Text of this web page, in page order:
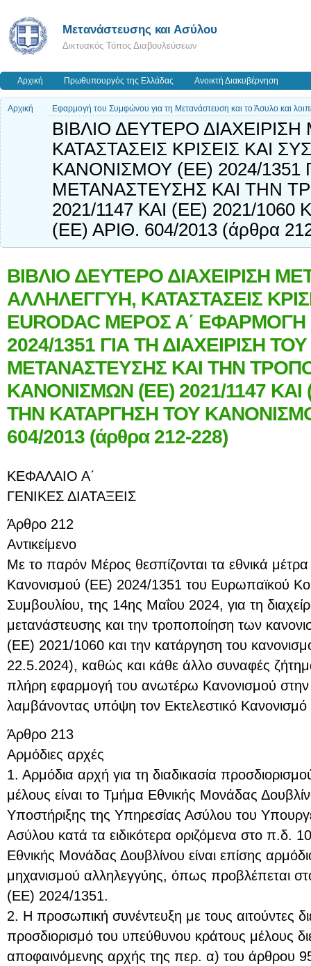
Μετανάστευσης και Ασύλου
Δικτυακός Τόπος Διαβουλεύσεων
Αρχική Πρωθυπουργός της Ελλάδας Ανοικτή Διακυβέρνηση
Αρχική Εφαρμογή του Συμφώνου για τη Μετανάστευση και το Άσυλο και
ΒΙΒΛΙΟ ΔΕΥΤΕΡΟ
ΚΑΤΑΣΤΑΣΕΙΣ ΚΡΙΣΕΙΣ ΚΑΙ
ΚΑΝΟΝΙΣΜΟΥ (ΕΕ) 2024/1351
ΜΕΤΑΝΑΣΤΕΥΣΗΣ ΚΑΙ ΤΗΝ
2021/1147 ΚΑΙ (ΕΕ) 2021/
(ΕΕ) ΑΡΙΘ. 604/2013 (άρθρα
ΒΙΒΛΙΟ ΔΕΥΤΕΡΟ ΔΙΑΧΕΙΡΙΣΗ
ΑΛΛΗΛΕΓΓΥΗ, ΚΑΤΑΣΤΑΣΕΙΣ
EURODAC ΜΕΡΟΣ Α΄
2024/1351 ΓΙΑ ΤΗ ΔΙΑΧΕΙΡΙΣΗ
ΜΕΤΑΝΑΣΤΕΥΣΗΣ ΚΑΙ ΤΗΝ
ΚΑΝΟΝΙΣΜΩΝ (ΕΕ) 2021/1147 ΚΑΙ
ΤΗΝ ΚΑΤΑΡΓΗΣΗ ΤΟΥ
604/2013 (άρθρα 212-228)
ΚΕΦΑΛΑΙΟ Α΄
ΓΕΝΙΚΕΣ ΔΙΑΤΑΞΕΙΣ
Άρθρο 212
Αντικείμενο
Με το παρόν Μέρος θεσπίζονται τα εθνικά
Κανονισμού (ΕΕ) 2024/1351 του Ευρωπαϊκού
Συμβουλίου, της 14ης Μαΐου 2024, για τη
μετανάστευσης και την τροποποίηση των
(ΕΕ) 2021/1060 και την κατάργηση του
22.5.2024), καθώς και κάθε άλλο συναφές
πλήρη εφαρμογή του ανωτέρω Κανονισμού στην
λαμβάνοντας υπόψη τον Εκτελεστικό
Άρθρο 213
Αρμόδιες αρχές
1. Αρμόδια αρχή για τη διαδικασία
μέλους είναι το Τμήμα Εθνικής Μονάδας
Υποστήριξης της Υπηρεσίας Ασύλου του
Ασύλου κατά τα ειδικότερα οριζόμενα στο π.δ.
Εθνικής Μονάδας Δουβλίνου είναι επίσης
μηχανισμού αλληλεγγύης, όπως προβλέπεται
(ΕΕ) 2024/1351.
2. Η προσωπική συνέντευξη με τους αιτούντες
προσδιορισμό του υπεύθυνου κράτους μέλους
αποφαινόμενης αρχής της περ. α) του άρθρου